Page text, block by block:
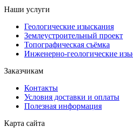
Наши услуги
Геологические изыскания
Землеустроительный проект
Топографическая съёмка
Инженерно-геологические
Заказчикам
Контакты
Условия доставки и оплаты
Полезная информация
Карта сайта